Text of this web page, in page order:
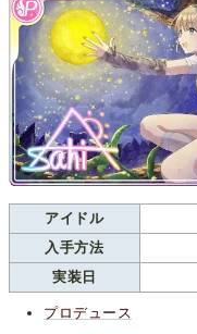
アイドル
入手方法
実装日
プロデュース